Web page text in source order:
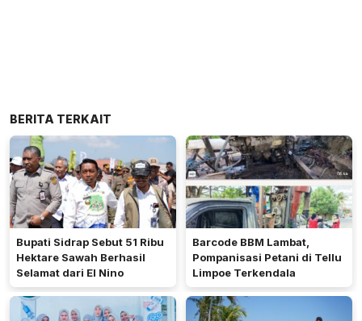
BERITA TERKAIT
Bupati Sidrap Sebut 51 Ribu
Hektare Sawah Berhasil
Selamat dari El Nino
Barcode BBM Lambat,
Pompanisasi Petani di Tellu
Limpoe Terkendala